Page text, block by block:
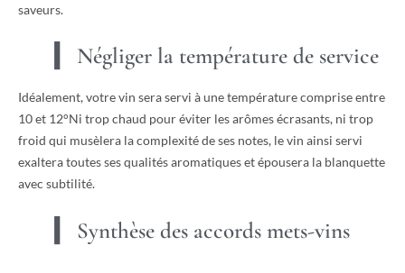
saveurs.
Négliger la température de service
Idéalement, votre vin sera servi à une température comprise entre
10 et 12°Ni trop chaud pour éviter les arômes écrasants, ni trop
froid qui musèlera la complexité de ses notes, le vin ainsi servi
exaltera toutes ses qualités aromatiques et épousera la blanquette
avec subtilité.
Synthèse des accords mets-vins